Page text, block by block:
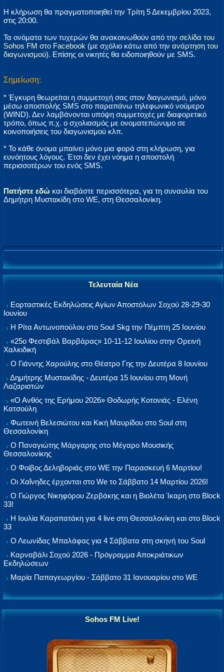
Η κλήρωση θα πραγματοποιηθεί την Τρίτη 5 Δεκεμβρίου 2023,
στις 20:00.
Τα ονόματα των τυχερών θα ανακοινωθούν από την σελίδα του
Sohos FM στο Facebook (με σχόλιο κάτω από την ανάρτηση του
διαγωνισμού). Επίσης οι νικητές θα ειδοποιηθούν με SMS.
Σημείωση:
* Έγκυρη θεωρείται η συμμετοχή σας στον διαγωνισμό, μόνο
μέσω αποστολής SMS στο παραπάνω τηλεφωνικό νούμερο
(WIND). Δεν λαμβάνονται υπόψη συμμετοχές με διαφορετικό
τρόπο, όπως π.χ. ο σχολιασμός με ονοματεπώνυμο σε
κοινοποιήσεις του διαγωνισμού κλπ.
* Το κάθε όνομα μπαίνει μόνο μια φορά στη κλήρωση, για
ευνόητους λόγους. Έτσι δεν έχει νόημα η αποστολή
περισσοτέρων του ενός SMS.
Πατήστε εδώ και διαβάστε περισσότερα, για τη συναυλία του
Δημήτρη Μυστακίδη στο WE, στη Θεσσαλονίκη.
Τελευταία Νέα
Εορταστικές Εκδηλώσεις Αγίων Αποστόλων Σοχού 28-29-30
Ιουνίου
Η Ρίτα Αντωνοπούλου στο Soul Skg την Πέμπτη 25 Ιουνίου
«25ο Φεστιβάλ Βαρβάρας» 10-11-12 Ιουλίου στην Ορεινή
Χαλκιδική
Ο Γιάννης Χαρούλης στο Θέατρο Γης την Δευτέρα 8 Ιουνίου
Δημήτρης Μυστακίδης - Δευτέρα 15 Ιουνίου στη Μονή
Λαζαριστών
«Ο Ανθός της Ερήμου 2026» Θοδωρής Κοτονιάς - Ελένη
Κατσούλη
Φωτεινή Βελεσιώτου και Κική Μαυρίδου στο Soul στη
Θεσσαλονίκη
Ο Παναγιώτης Μάργαρης στο Μέγαρο Μουσικής
Θεσσαλονίκης
Ο Φοίβος Δεληβοριάς στο WE την Παρασκευή 6 Μαρτίου!
Οι Χαΐνηδες έρχονται στο We το Σάββατο 14 Μαρτίου 2026!
Ο Γιώργος Νικηφόρου Ζερβάκης και η Βιολέτα Ίκαρη στο Block
33!
Η Ιουλία Καραπατάκη για 4 live στη Θεσσαλονίκη και στο Block
33
Ο Λεωνίδας Μπαλάφας για 4 Σάββατα στη σκηνή του Soul
Καρναβάλι Σοχού 2026 - Πρόγραμμα Αποκριάτικων
Εκδηλώσεων
Μαρία Παπαγεωργίου - Σάββατο 31 Ιανουαρίου στο WE
Sohos FM Live!